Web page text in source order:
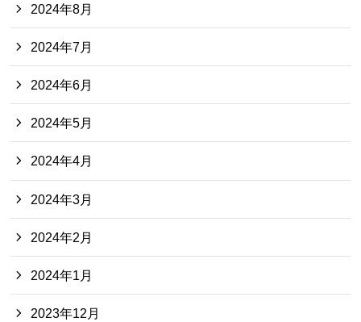
2024年8月
2024年7月
2024年6月
2024年5月
2024年4月
2024年3月
2024年2月
2024年1月
2023年12月